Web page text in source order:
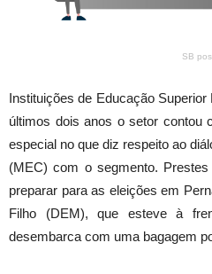
SB
Instituições de Educação
últimos dois anos o setor contou
especial no que diz respeito ao
(MEC) com o segmento.
preparar para as eleições em
Filho (DEM), que esteve à
desembarca com uma bagagem